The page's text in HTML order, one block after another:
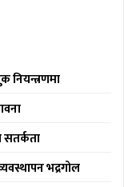
नियन्त्रणमा
सतर्कता
भद्रगोल